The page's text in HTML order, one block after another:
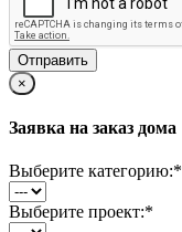
×
Заявка на заказ дома
Выберите категорию:*
Выберите проект:*